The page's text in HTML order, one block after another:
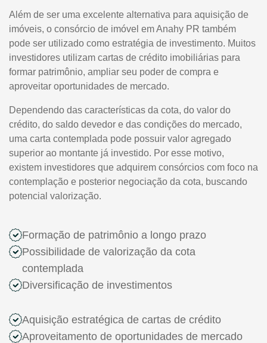
Além de ser uma excelente alternativa para aquisição de
imóveis, o consórcio de imóvel em Anahy PR também
pode ser utilizado como estratégia de investimento. Muitos
investidores utilizam cartas de crédito imobiliárias para
formar patrimônio, ampliar seu poder de compra e
aproveitar oportunidades de mercado.
Dependendo das características da cota, do valor do
crédito, do saldo devedor e das condições do mercado,
uma carta contemplada pode possuir valor agregado
superior ao montante já investido. Por esse motivo,
existem investidores que adquirem consórcios com foco na
contemplação e posterior negociação da cota, buscando
potencial valorização.
Formação de patrimônio a longo prazo
Possibilidade de valorização da cota
contemplada
Diversificação de investimentos
Aquisição estratégica de cartas de crédito
Aproveitamento de oportunidades de mercado